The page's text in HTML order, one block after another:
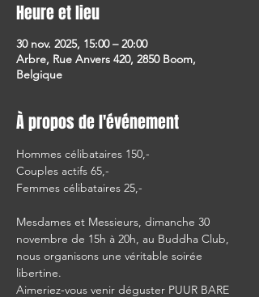
Heure et lieu
30 nov. 2025, 15:00 – 20:00
Arbre, Rue Anvers 420, 2850 Boom,
Belgique
À propos de l'événement
Hommes célibataires 150,-
Couples actifs 65,-
Femmes célibataires 25,-
Mesdames et Messieurs, dimanche 30
novembre de 15h à 20h, au Buddha Club,
nous organisons une véritable soirée
libertine.
Aimeriez-vous venir déguster PUUR BARE